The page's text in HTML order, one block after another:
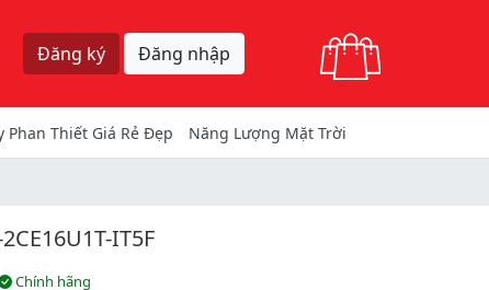
Đăng ký Đăng nhập
Phan Thiết Giá Rẻ Đẹp Năng Lượng Mặt Trời
IT5F
Chính hãng